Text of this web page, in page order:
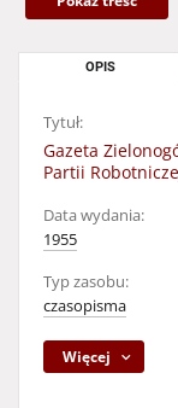
OPIS
Tytuł:
Gazeta
Partii
Data wydania:
1955
Typ zasobu:
czasopisma
Więcej